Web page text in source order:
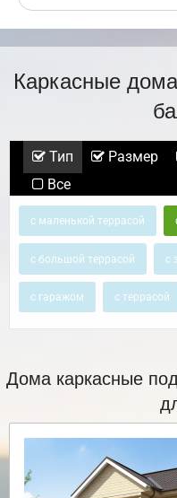
Каркасные
Тип Размер
Все
с маленькой террасой
с большой террасой с
с гаражом с террасой
Дома каркасные